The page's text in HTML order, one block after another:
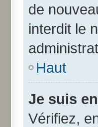
de
interdit le
Haut
Je suis
Vérifiez,